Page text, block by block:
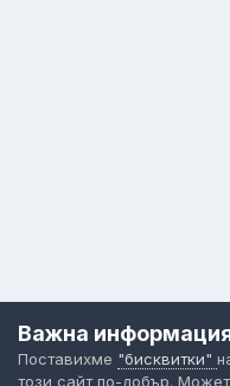
Важна
Поставихме "бисквитки"
този сайт по-добър.